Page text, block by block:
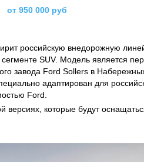
от 950 000 руб
российскую внедорожную
SUV. Модель является
завода Ford Sollers в
адаптирован для
Ford.
которые будут